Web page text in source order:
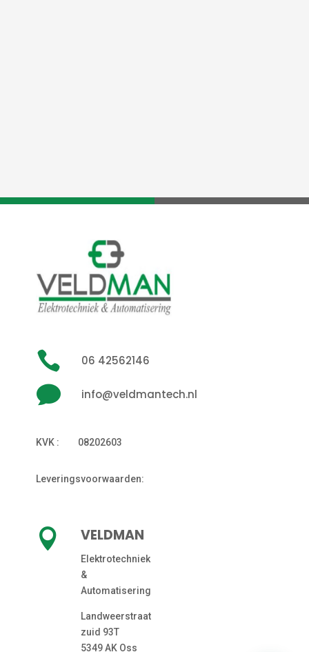
 06 42562146
 info@veldmantech.nl
KVK : 08202603
Leveringsvoorwaarden:
 VELDMAN
Elektrotechniek
&
Automatisering
Landweerstraat
zuid 93T
5349 AK Oss